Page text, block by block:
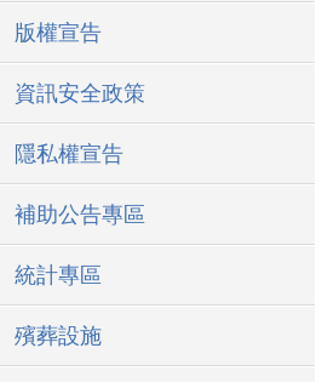
版權宣告
資訊安全政策
隱私權宣告
補助公告專區
統計專區
殯葬設施